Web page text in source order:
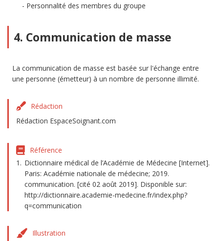
Personnalité des membres du groupe
4. Communication de masse
La communication de masse est basée sur l'échange entre
une personne (émetteur) à un nombre de personne illimité.
Rédaction
Rédaction EspaceSoignant.com
Référence
Dictionnaire médical de l’Académie de Médecine [Internet].
Paris: Académie nationale de médecine; 2019.
communication. [cité 02 août 2019]. Disponible sur:
http://dictionnaire.academie-medecine.fr/index.php?
q=communication
Illustration